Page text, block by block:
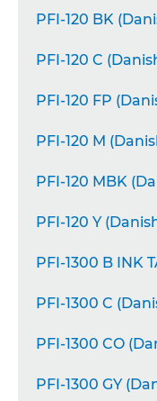
PFI-120 BK
PFI-120 C
PFI-120 FP
PFI-120 M
PFI-120 MBK
PFI-120 Y
PFI-1300 B INK
PFI-1300 C
PFI-1300 CO
PFI-1300 GY